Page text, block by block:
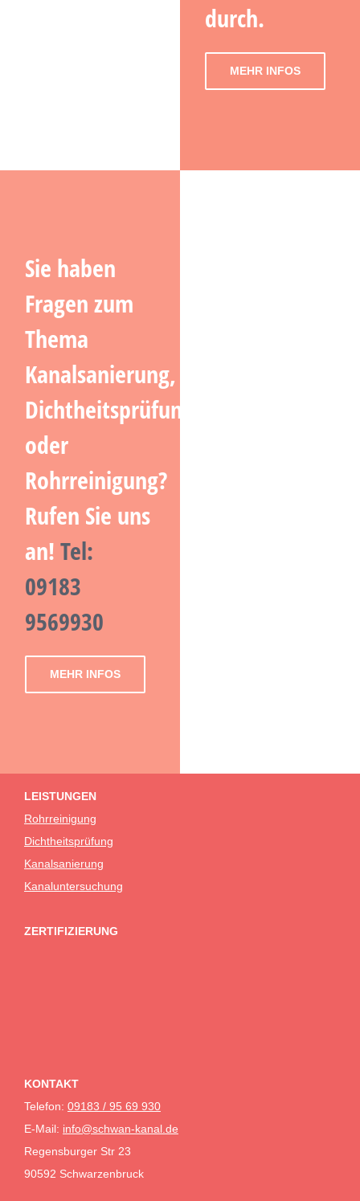
durch.
MEHR INFOS
Sie haben
Fragen zum
Thema
Kanalsanierung,
Dichtheitsprüfung
oder
Rohrreinigung?
Rufen Sie uns
an!Tel:
09183
9569930
MEHR INFOS
LEISTUNGEN
Rohrreinigung
Dichtheitsprüfung
Kanalsanierung
Kanaluntersuchung
ZERTIFIZIERUNG
KONTAKT
Telefon: 09183 / 95 69 930
E-Mail: info@schwan-kanal.de
Regensburger Str 23
90592 Schwarzenbruck